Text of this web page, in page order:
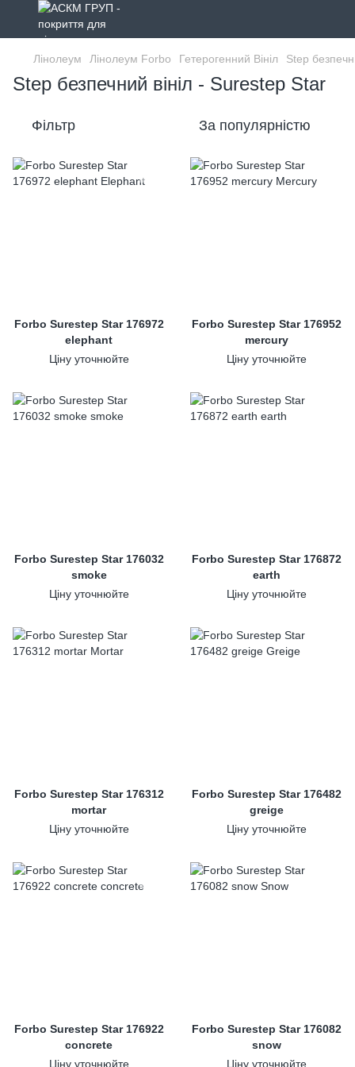
Лінолеум Лінолеум Forbo Гетерогенний Вініл Step
Step безпечний вініл - Surestep Star
Фільтр За популярністю
Forbo Surestep Star 176972
elephant
Ціну уточнюйте
Forbo Surestep Star 176952
mercury
Ціну уточнюйте
Forbo Surestep Star 176032
smoke
Ціну уточнюйте
Forbo Surestep Star 176872
earth
Ціну уточнюйте
Forbo Surestep Star 176312
mortar
Ціну уточнюйте
Forbo Surestep Star 176482
greige
Ціну уточнюйте
Forbo Surestep Star 176922
concrete
Ціну уточнюйте
Forbo Surestep Star 176082
snow
Ціну уточнюйте